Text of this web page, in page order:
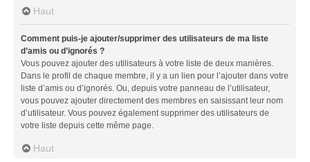
Haut
Comment puis-je ajouter/supprimer des utilisateurs de ma liste
d’amis ou d’ignorés ?
Vous pouvez ajouter des utilisateurs à votre liste de deux manières.
Dans le profil de chaque membre, il y a un lien pour l’ajouter dans votre
liste d’amis ou d’ignorés. Ou, depuis votre panneau de l’utilisateur,
vous pouvez ajouter directement des membres en saisissant leur nom
d’utilisateur. Vous pouvez également supprimer des utilisateurs de
votre liste depuis cette même page.
Haut